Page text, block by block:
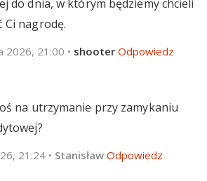
do dnia, w którym będziemy chcieli
Ci nagrodę.
2026, 21:00 • shooter Odpowiedz
na utrzymanie przy zamykaniu
21:24 • Stanisław Odpowiedz